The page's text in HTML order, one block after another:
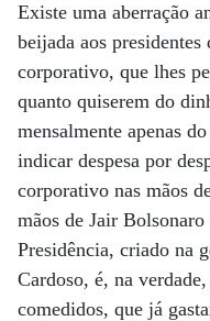
Existe uma aberração
beijada aos
corporativo, que lhes
quanto quiserem do
mensalmente apenas
indicar despesa por
corporativo nas mãos
mãos de Jair
Presidência, criado na
Cardoso, é, na
comedidos, que já